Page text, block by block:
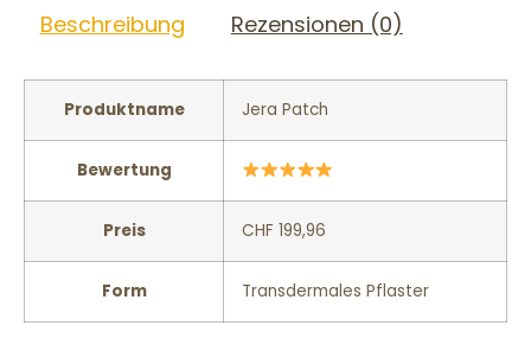
Beschreibung Rezensionen (0)
Produktname Jera Patch
Bewertung
Preis CHF 199,96
Form Transdermales Pflaster